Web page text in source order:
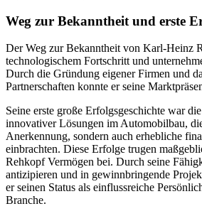
Weg zur Bekanntheit und erste
Der Weg zur Bekanntheit von Karl-Heinz
technologischem Fortschritt und
Durch die Gründung eigener Firmen und
Partnerschaften konnte er seine
Seine erste große Erfolgsgeschichte war
innovativer Lösungen im Automobilbau,
Anerkennung, sondern auch erhebliche
einbrachten. Diese Erfolge trugen
Rehkopf Vermögen bei. Durch seine
antizipieren und in gewinnbringende
er seinen Status als einflussreiche
Branche.